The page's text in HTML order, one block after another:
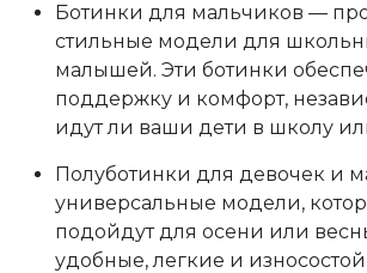
Ботинки для мальчиков —
стильные модели для
малышей. Эти ботинки
поддержку и комфорт,
идут ли ваши дети в школу
Полуботинки для девочек и
универсальные модели,
подойдут для осени или
удобные, легкие и